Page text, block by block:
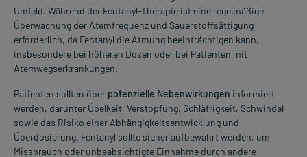
Umfeld. Während der Fentanyl-Therapie ist eine regelmäßige
Überwachung der Atemfrequenz und Sauerstoffsättigung
erforderlich, da Fentanyl die Atmung beeinträchtigen kann,
insbesondere bei höheren Dosen oder bei Patienten mit
Atemwegserkrankungen.
Patienten sollten über potenzielle Nebenwirkungen informiert
werden, darunter Übelkeit, Verstopfung, Schläfrigkeit, Schwindel
sowie das Risiko einer Abhängigkeitsentwicklung und
Überdosierung. Fentanyl sollte sicher aufbewahrt werden, um
Missbrauch oder unbeabsichtigte Einnahme durch andere